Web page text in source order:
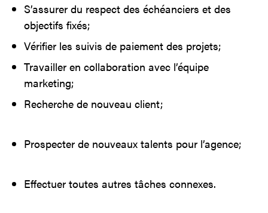
S’assurer du respect des échéanciers et des
objectifs fixés;
Vérifier les suivis de paiement des projets;
Travailler en collaboration avec l’équipe
marketing;
Recherche de nouveau client;
Prospecter de nouveaux talents pour l’agence;
Effectuer toutes autres tâches connexes.